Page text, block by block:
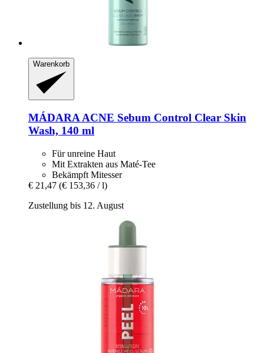
Warenkorb
MÁDARA ACNE Sebum Control Clear Skin
Wash, 140 ml
Für unreine Haut
Mit Extrakten aus Maté-Tee
Bekämpft Mitesser
€ 21,47 (€ 153,36 / l)
Zustellung bis 12. August